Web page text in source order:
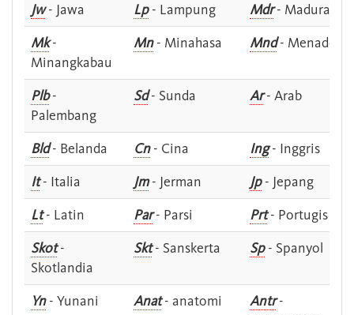
Jw- Jawa Lp- Lampung Mdr- Madura
Mk-
Minangkabau
Mn- Minahasa Mnd- Menado
Plb-
Palembang
Sd- Sunda Ar- Arab
Bld- Belanda Cn- Cina Ing- Inggris
It- Italia Jm- Jerman Jp- Jepang
Lt- Latin Par- Parsi Prt- Portugis
Skot-
Skotlandia
Skt- Sanskerta Sp- Spanyol
Yn- Yunani Anat- anatomi Antr-